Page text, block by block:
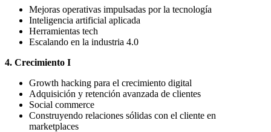
Mejoras operativas impulsadas por la tecnología
Inteligencia artificial aplicada
Herramientas tech
Escalando en la industria 4.0
4. Crecimiento I
Growth hacking para el crecimiento digital
Adquisición y retención avanzada de clientes
Social commerce
Construyendo relaciones sólidas con el cliente en
marketplaces